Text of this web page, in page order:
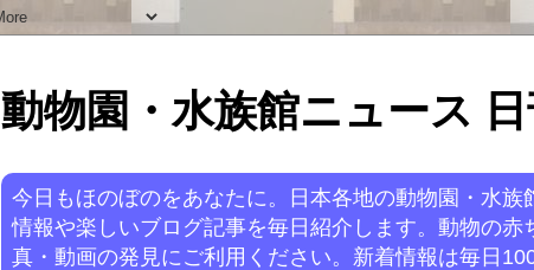
動物園・水族館ニュース
今日もほのぼのをあなたに。日本各地の動物園・水
情報や楽しいブログ記事を毎日紹介します。動物の
真・動画の発見にご利用ください。新着情報は毎日